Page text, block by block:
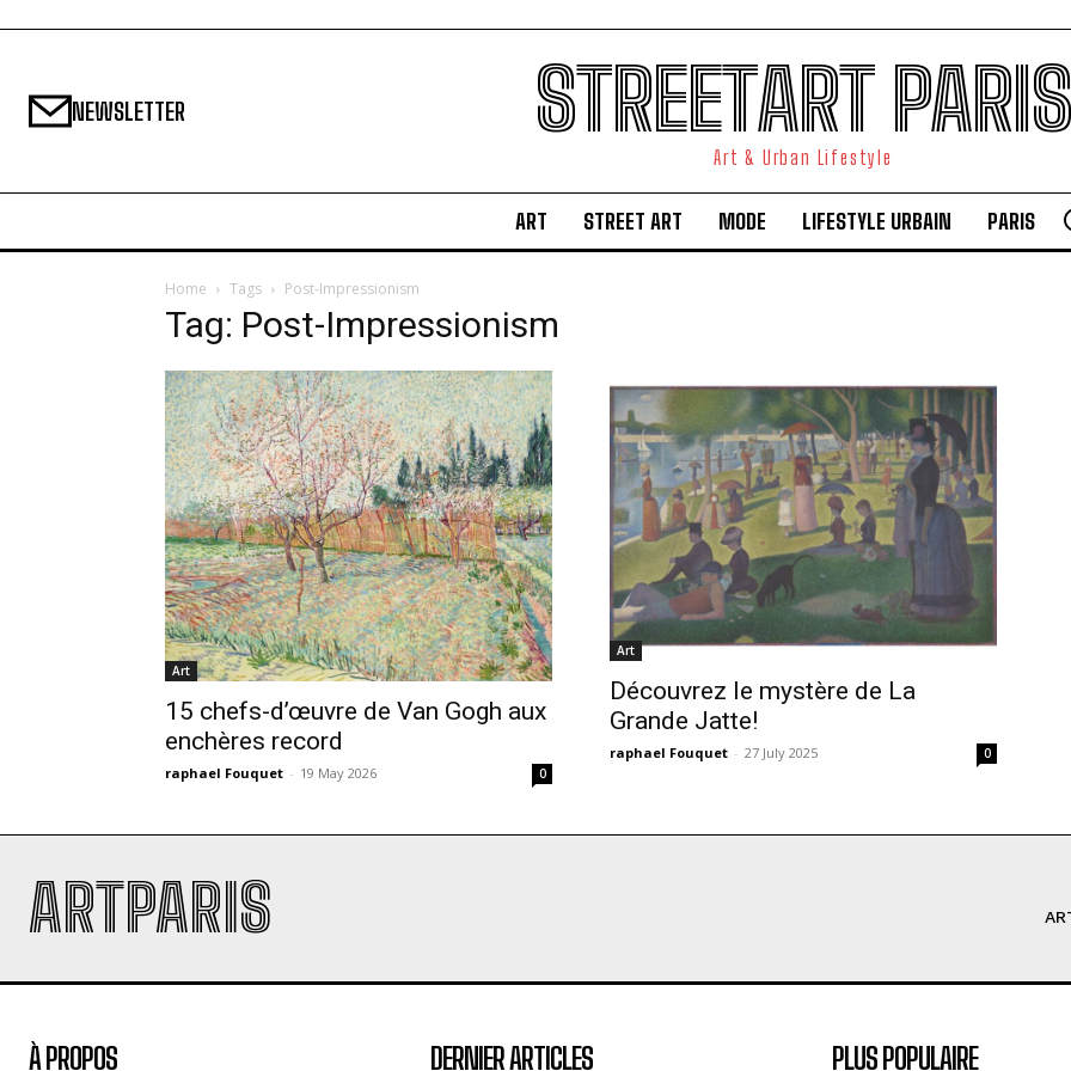
NEWSLETTER STREETART PARIS
Art & Urban Lifestyle
ART STREET ART MODE LIFESTYLE URBAIN PARIS
Home Tags Post-Impressionism
Tag: Post-Impressionism
Art
15 chefs-d’œuvre de Van Gogh aux
enchères record
raphael Fouquet - 19 May 2026 0
Art
Découvrez le mystère de La
Grande Jatte!
raphael Fouquet - 27 July 2025 0
ARTPARIS
À PROPOS DERNIER ARTICLES PLUS POPULAIRE